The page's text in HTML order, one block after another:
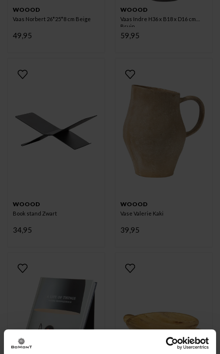
WOOOD
Vaas Norbert 26*25*8 cm Beige
49,95
WOOOD
Vaas Indre H36 x B18 x D16 cm
Bruin
59,95
WOOOD
Book stand Zwart
34,95
WOOOD
Vase Valerie Kaki
39,95